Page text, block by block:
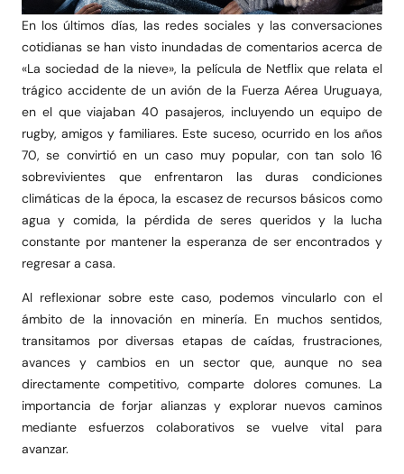
En los últimos días, las redes sociales y las conversaciones
cotidianas se han visto inundadas de comentarios acerca de
«La sociedad de la nieve», la película de Netflix que relata el
trágico accidente de un avión de la Fuerza Aérea Uruguaya,
en el que viajaban 40 pasajeros, incluyendo un equipo de
rugby, amigos y familiares. Este suceso, ocurrido en los años
70, se convirtió en un caso muy popular, con tan solo 16
sobrevivientes que enfrentaron las duras condiciones
climáticas de la época, la escasez de recursos básicos como
agua y comida, la pérdida de seres queridos y la lucha
constante por mantener la esperanza de ser encontrados y
regresar a casa.
Al reflexionar sobre este caso, podemos vincularlo con el
ámbito de la innovación en minería. En muchos sentidos,
transitamos por diversas etapas de caídas, frustraciones,
avances y cambios en un sector que, aunque no sea
directamente competitivo, comparte dolores comunes. La
importancia de forjar alianzas y explorar nuevos caminos
mediante esfuerzos colaborativos se vuelve vital para
avanzar.